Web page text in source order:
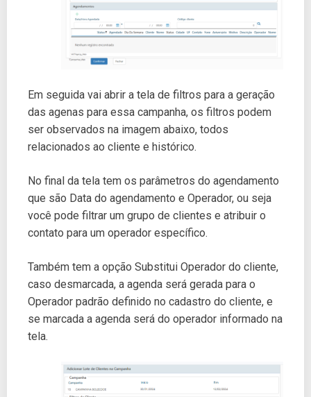
Em seguida vai abrir a tela de filtros para a geração
das agenas para essa campanha, os filtros podem
ser observados na imagem abaixo, todos
relacionados ao cliente e histórico.
No final da tela tem os parâmetros do agendamento
que são Data do agendamento e Operador, ou seja
você pode filtrar um grupo de clientes e atribuir o
contato para um operador específico.
Também tem a opção Substitui Operador do cliente,
caso desmarcada, a agenda será gerada para o
Operador padrão definido no cadastro do cliente, e
se marcada a agenda será do operador informado na
tela.